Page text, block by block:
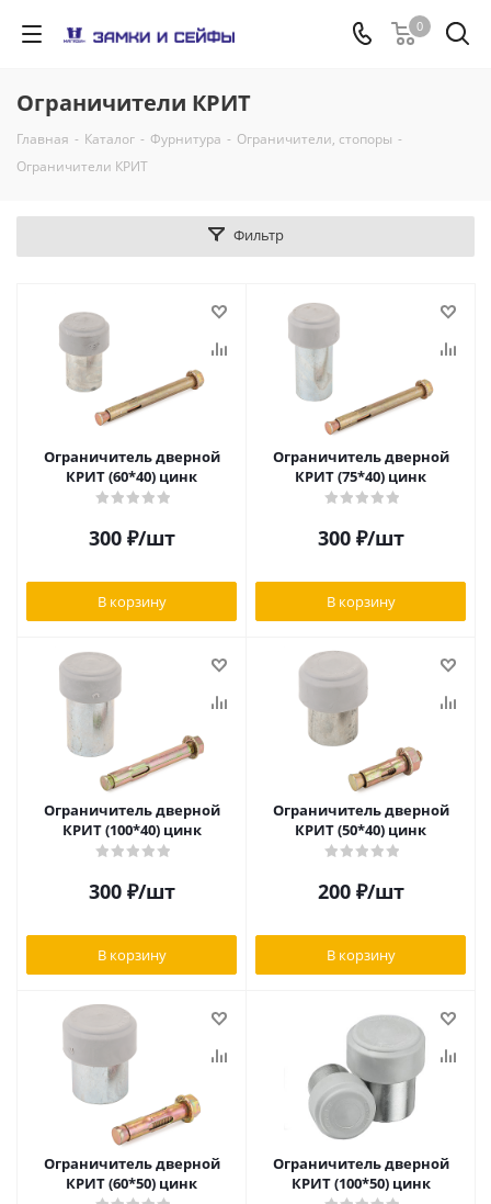
0
Ограничители КРИТ
Главная - Каталог - Фурнитура - Ограничители, стопоры -
Ограничители КРИТ
Фильтр
Ограничитель дверной
КРИТ (60*40) цинк
300₽/шт
В корзину
Ограничитель дверной
КРИТ (75*40) цинк
300₽/шт
В корзину
Ограничитель дверной
КРИТ (100*40) цинк
300₽/шт
В корзину
Ограничитель дверной
КРИТ (50*40) цинк
200₽/шт
В корзину
Ограничитель дверной
КРИТ (60*50) цинк
Ограничитель дверной
КРИТ (100*50) цинк